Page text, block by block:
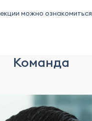
можно ознакомиться
Команда